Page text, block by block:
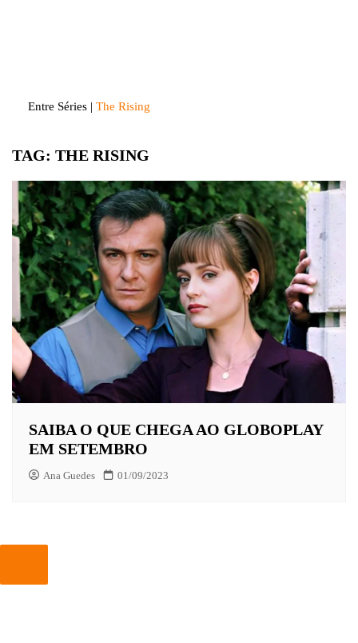
Entre Séries | The Rising
TAG: THE RISING
SAIBA O QUE CHEGA AO GLOBOPLAY
EM SETEMBRO
Ana Guedes 01/09/2023